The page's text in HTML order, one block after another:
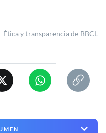
Ética y transparencia de BBCL